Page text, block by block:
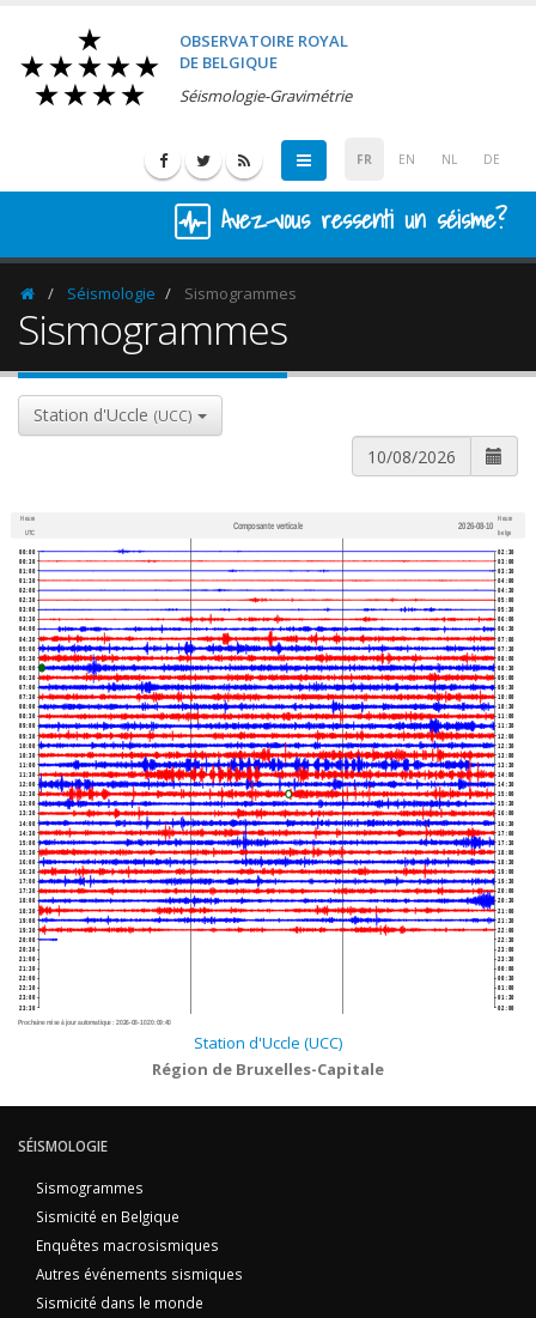
OBSERVATOIRE ROYAL
DE BELGIQUE
Séismologie-Gravimétrie
FR EN NL DE
Avez-vous ressenti un séisme?
HomepageSéismologie Sismogrammes
Sismogrammes
Station d'Uccle (UCC)
Heure
UTC
Composante verticale 2026-08-10
Heure
belge
00:00
00:30
01:00
01:30
02:00
02:30
03:00
03:30
04:00
04:30
05:00
05:30
06:00
06:30
07:00
07:30
08:00
08:30
09:00
09:30
10:00
10:30
11:00
11:30
12:00
12:30
13:00
13:30
14:00
14:30
15:00
15:30
16:00
16:30
17:00
17:30
18:00
18:30
19:00
19:30
20:00
20:30
21:00
21:30
22:00
22:30
23:00
23:30
02:30
03:00
03:30
04:00
04:30
05:00
05:30
06:00
06:30
07:00
07:30
08:00
08:30
09:00
09:30
10:00
10:30
11:00
11:30
12:00
12:30
13:00
13:30
14:00
14:30
15:00
15:30
16:00
16:30
17:00
17:30
18:00
18:30
19:00
19:30
20:00
20:30
21:00
21:30
22:00
22:30
23:00
23:30
00:00
00:30
01:00
01:30
02:00
Prochaine mise à jour automatique :2026-08-10 20:09:40
Station d'Uccle (UCC)
Région de Bruxelles-Capitale
SÉISMOLOGIE
Sismogrammes
Sismicité en Belgique
Enquêtes macrosismiques
Autres événements sismiques
Sismicité dans le monde